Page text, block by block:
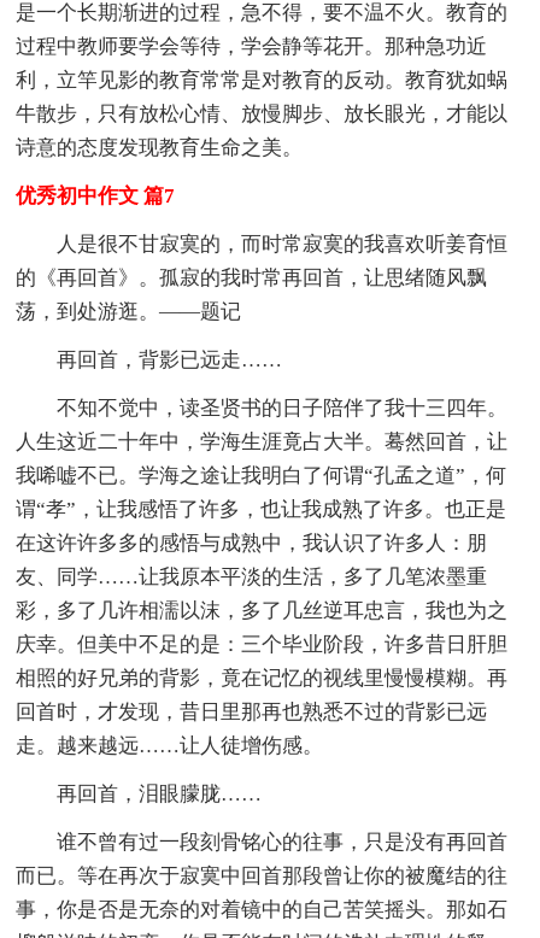
是一个长期渐进的过程，急不得，要不温不火。教育的
过程中教师要学会等待，学会静等花开。那种急功近
利，立竿见影的教育常常是对教育的反动。教育犹如蜗
牛散步，只有放松心情、放慢脚步、放长眼光，才能以
诗意的态度发现教育生命之美。
优秀初中作文 篇7
人是很不甘寂寞的，而时常寂寞的我喜欢听姜育恒
的《再回首》。孤寂的我时常再回首，让思绪随风飘
荡，到处游逛。——题记
再回首，背影已远走……
不知不觉中，读圣贤书的日子陪伴了我十三四年。
人生这近二十年中，学海生涯竟占大半。蓦然回首，让
我唏嘘不已。学海之途让我明白了何谓“孔孟之道”，何
谓“孝”，让我感悟了许多，也让我成熟了许多。也正是
在这许许多多的感悟与成熟中，我认识了许多人：朋
友、同学……让我原本平淡的生活，多了几笔浓墨重
彩，多了几许相濡以沫，多了几丝逆耳忠言，我也为之
庆幸。但美中不足的是：三个毕业阶段，许多昔日肝胆
相照的好兄弟的背影，竟在记忆的视线里慢慢模糊。再
回首时，才发现，昔日里那再也熟悉不过的背影已远
走。越来越远……让人徒增伤感。
再回首，泪眼朦胧……
谁不曾有过一段刻骨铭心的往事，只是没有再回首
而已。等在再次于寂寞中回首那段曾让你的被魔结的往
事，你是否是无奈的对着镜中的自己苦笑摇头。那如石